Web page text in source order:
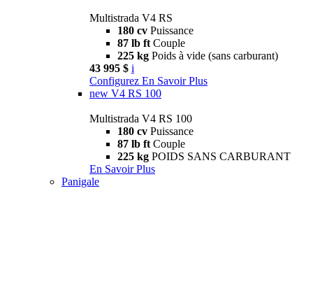
Multistrada V4 RS
180 cv Puissance
87 lb ft Couple
225 kg Poids à vide (sans carburant)
43 995 $ i
Configurez En Savoir Plus
new V4 RS 100
Multistrada V4 RS 100
180 cv Puissance
87 lb ft Couple
225 kg POIDS SANS CARBURANT
En Savoir Plus
Panigale